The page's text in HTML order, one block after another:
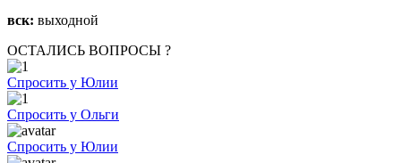
вск: выходной
ОСТАЛИСЬ ВОПРОСЫ ?
Спросить у Юлии
Спросить у Ольги
Спросить у Юлии